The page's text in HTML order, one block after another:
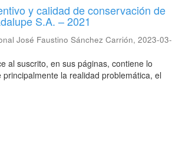
y calidad de conservación de
S.A. – 2021
José Faustino Sánchez Carrión,2023-03-
al suscrito, en sus páginas, contiene lo
la realidad problemática, el